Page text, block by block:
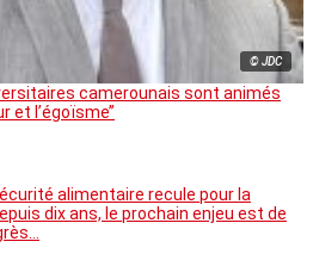
© JDC
camerounais sont animés
et l’égoïsme’’
alimentaire recule pour la
dix ans, le prochain enjeu est de